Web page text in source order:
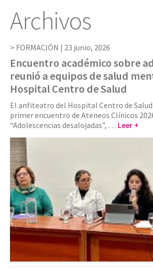
Archivos
FORMACIÓN | 23 junio, 2026
Encuentro académico sobre
reunió a equipos de salud
Hospital Centro de Salud
El anfiteatro del Hospital Centro de
primer encuentro de Ateneos Clínicos
“Adolescencias desalojadas”, … Leer +